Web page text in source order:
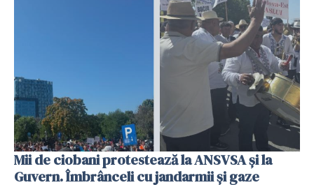
Mii de ciobani protestează la ANSVSA și la
Guvern. Îmbrânceli cu jandarmii și gaze